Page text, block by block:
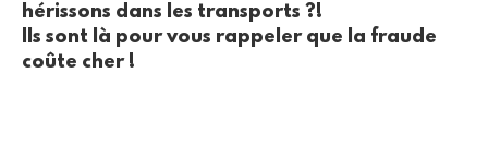
hérissons dans les transports ?!
Ils sont là pour vous rappeler que la fraude
coûte cher !